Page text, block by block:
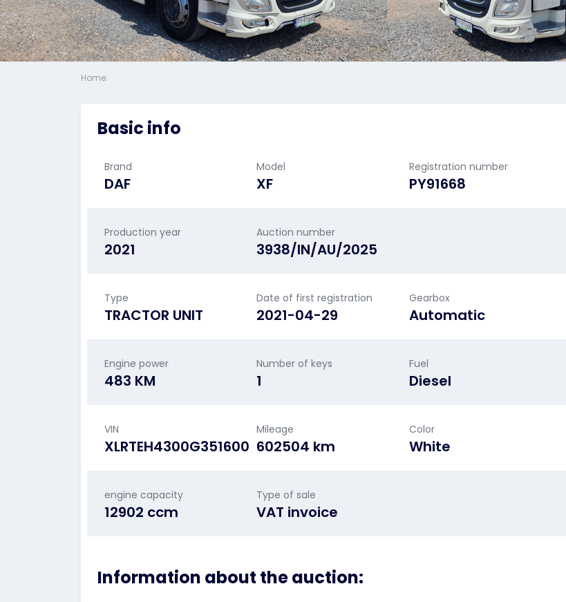
Home:
Basic info
Brand
DAF
Model
XF
Registration number
PY91668
Production year
2021
Auction number
3938/IN/AU/2025
Type
TRACTOR UNIT
Date of first registration
2021-04-29
Gearbox
Automatic
Engine power
483 KM
Number of keys
1
Fuel
Diesel
VIN
XLRTEH4300G351600
Mileage
602504 km
Color
White
engine capacity
12902 ccm
Type of sale
VAT invoice
Information about the auction: